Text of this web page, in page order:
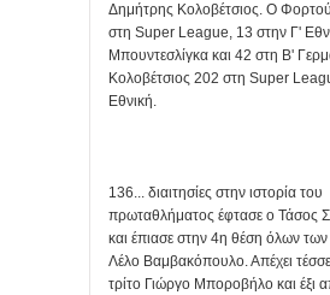
Δημήτρης Κολοβέτσιος. Ο
στη Super League, 13 στην Γ'
Μπουντεσλίγκα και 42 στη Β'
Κολοβέτσιος 202 στη Super
Εθνική.
136... διαιτησίες στην ιστορία του
πρωταθλήματος έφτασε ο Τάσος
και έπιασε στην 4η θέση όλων
Λέλο Βαμβακόπουλο. Απέχει
τρίτο Γιώργο Μποροβήλο και έξι